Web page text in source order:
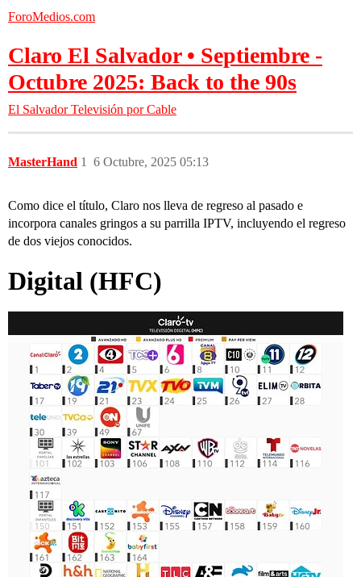
ForoMedios.com
Claro El Salvador • Septiembre -
Octubre 2025: Back to the 90s
El Salvador Televisión por Cable
MasterHand 6 Octubre, 2025 05:13
1
Como dice el título, Claro nos lleva de regreso al pasado e
incorpora canales gringos a su parrilla IPTV, incluyendo el regreso
de dos viejos conocidos.
Digital (HFC)